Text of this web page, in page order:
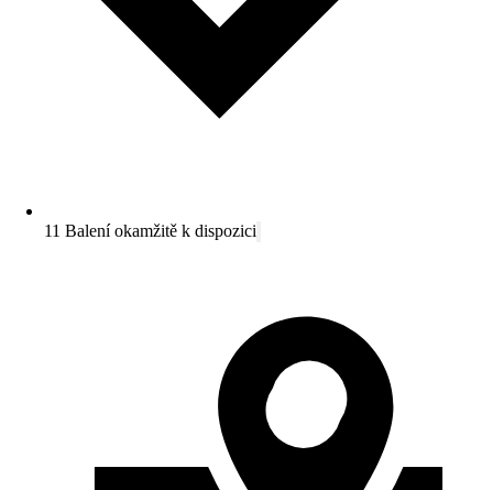
11 Balení okamžitě k dispozici